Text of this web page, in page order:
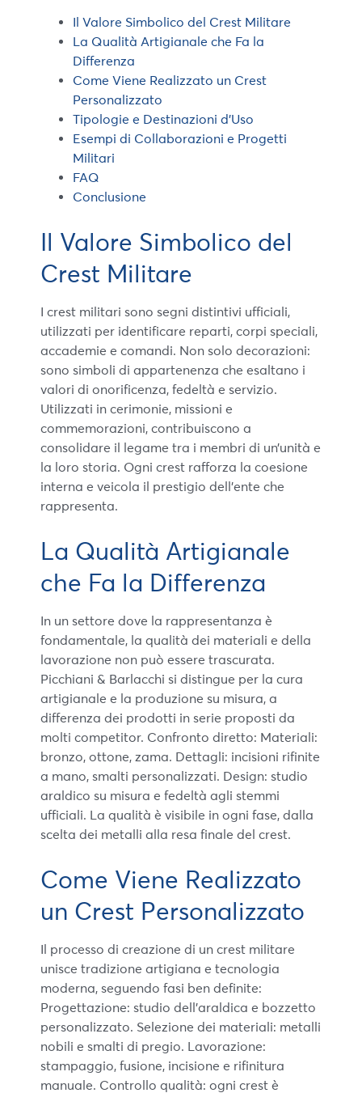
Il Valore Simbolico del Crest Militare
La Qualità Artigianale che Fa la
Differenza
Come Viene Realizzato un Crest
Personalizzato
Tipologie e Destinazioni d’Uso
Esempi di Collaborazioni e Progetti
Militari
FAQ
Conclusione
Il Valore Simbolico del
Crest Militare
I crest militari sono segni distintivi ufficiali,
utilizzati per identificare reparti, corpi speciali,
accademie e comandi. Non solo decorazioni:
sono simboli di appartenenza che esaltano i
valori di onorificenza, fedeltà e servizio.
Utilizzati in cerimonie, missioni e
commemorazioni, contribuiscono a
consolidare il legame tra i membri di un’unità e
la loro storia. Ogni crest rafforza la coesione
interna e veicola il prestigio dell’ente che
rappresenta.
La Qualità Artigianale
che Fa la Differenza
In un settore dove la rappresentanza è
fondamentale, la qualità dei materiali e della
lavorazione non può essere trascurata.
Picchiani & Barlacchi si distingue per la cura
artigianale e la produzione su misura, a
differenza dei prodotti in serie proposti da
molti competitor. Confronto diretto: Materiali:
bronzo, ottone, zama. Dettagli: incisioni rifinite
a mano, smalti personalizzati. Design: studio
araldico su misura e fedeltà agli stemmi
ufficiali. La qualità è visibile in ogni fase, dalla
scelta dei metalli alla resa finale del crest.
Come Viene Realizzato
un Crest Personalizzato
Il processo di creazione di un crest militare
unisce tradizione artigiana e tecnologia
moderna, seguendo fasi ben definite:
Progettazione: studio dell’araldica e bozzetto
personalizzato. Selezione dei materiali: metalli
nobili e smalti di pregio. Lavorazione:
stampaggio, fusione, incisione e rifinitura
manuale. Controllo qualità: ogni crest è